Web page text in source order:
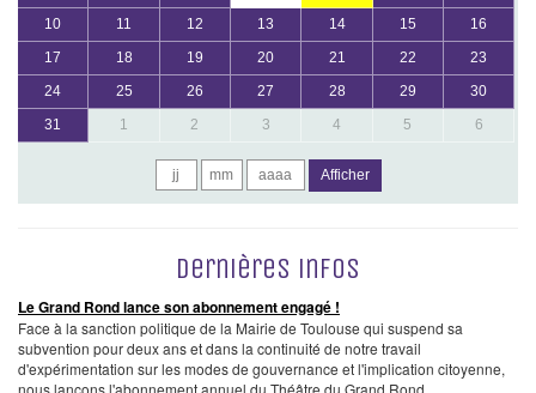
10
11 12 13 14 15
16
17
18 19 20 21 22
23
24
25 26 27 28 29
30
31
1 2 3 4 5 6
Afficher
Dernières infos
Le Grand Rond lance son abonnement engagé !
Face à la sanction politique de la Mairie de Toulouse qui suspend sa
subvention pour deux ans et dans la continuité de notre travail
d'expérimentation sur les modes de gouvernance et l'implication citoyenne,
nous lançons l'abonnement annuel du Théâtre du Grand Rond.